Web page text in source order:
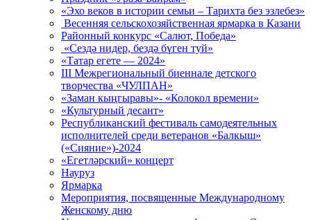
«Эхо веков в истории семьи – Тарихта без эзлебез»
Весенняя сельскохозяйственная ярмарка в Казани
Районный конкурс «Салют, Победа»
«Сездә нидер, бездә бүген туй»
«Татар егете — 2024»
III Межрегиональный биеннале детского
творчества «ЧУЛПАН»
«Заман кыңгыравы»- «Колокол времени»
«Культурный десант»
Республиканский фестиваль самодеятельных
исполнителей среди ветеранов «Балкыш»
(«Сияние»)-2024
«Егетләрский» концерт
Науруз
Ярмарка
Мероприятия, посвященные Международному
Женскому дню